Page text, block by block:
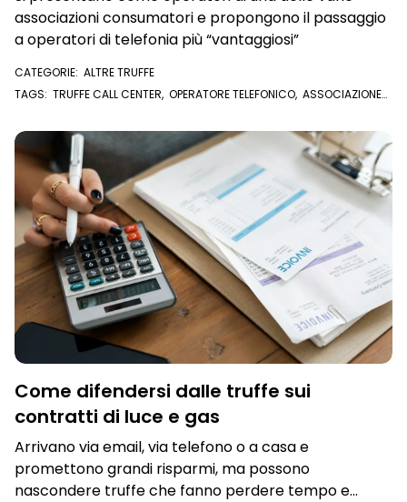
associazioni consumatori e propongono il passaggio
a operatori di telefonia più “vantaggiosi”
CATEGORIE: ALTRE TRUFFE
TAGS: TRUFFE CALL CENTER, OPERATORE TELEFONICO, ASSOCIAZIONE
Come difendersi dalle truffe sui
contratti di luce e gas
Arrivano via email, via telefono o a casa e
promettono grandi risparmi, ma possono
nascondere truffe che fanno perdere tempo e